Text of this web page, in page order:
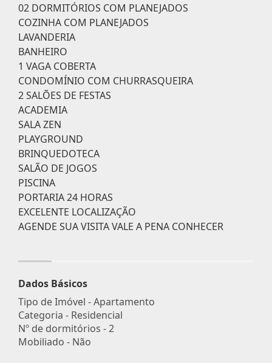
02 DORMITÓRIOS COM PLANEJADOS
COZINHA COM PLANEJADOS
LAVANDERIA
BANHEIRO
1 VAGA COBERTA
CONDOMÍNIO COM CHURRASQUEIRA
2 SALÕES DE FESTAS
ACADEMIA
SALA ZEN
PLAYGROUND
BRINQUEDOTECA
SALÃO DE JOGOS
PISCINA
PORTARIA 24 HORAS
EXCELENTE LOCALIZAÇÃO
AGENDE SUA VISITA VALE A PENA CONHECER
Dados Básicos
Tipo de Imóvel - Apartamento
Categoria - Residencial
Nº de dormitórios - 2
Mobiliado - Não